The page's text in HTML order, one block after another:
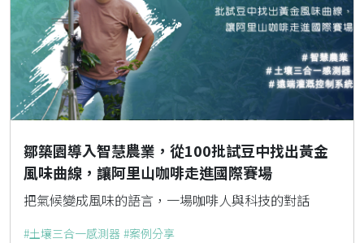
鄒築園導入智慧農業，從100批試豆中找出黃金
風味曲線，讓阿里山咖啡走進國際賽場
把氣候變成風味的語言，一場咖啡人與科技的對話
土壤三合一感測器 案例分享